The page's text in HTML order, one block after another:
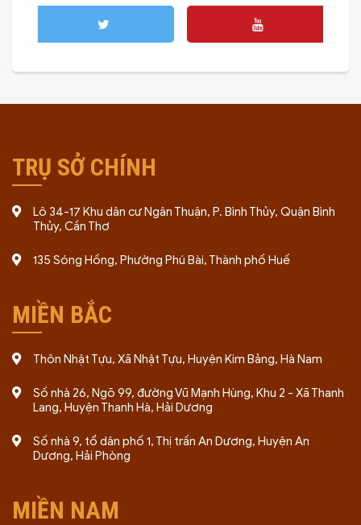
TRỤ SỞ CHÍNH
Lô 34-17 Khu dân cư Ngân Thuận, P. Bình Thủy, Quận Bình
Thủy, Cần Thơ
135 Sóng Hồng, Phường Phú Bài, Thành phố Huế
MIỀN BẮC
Thôn Nhật Tựu, Xã Nhật Tựu, Huyện Kim Bảng, Hà Nam
Số nhà 26, Ngõ 99, đường Vũ Mạnh Hùng, Khu 2 - Xã Thanh
Lang, Huyện Thanh Hà, Hải Dương
Số nhà 9, tổ dân phố 1, Thị trấn An Dương, Huyện An
Dương, Hải Phòng
MIỀN NAM